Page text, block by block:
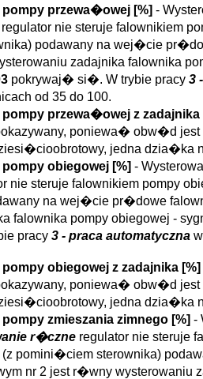
przewa�owej [%] -
regulator nie steruje falownikiem
podawany na wej�cie
zadajnika falownika
pokrywaj� si�. W trybie pracy 3
od 35 do 100.
przewa�owej z zadajnika
poniewa� obw�d
jedna dzia�ka
obiegowej [%] -
nie steruje falownikiem pompy
na wej�cie pr�dowe
falownika pompy obiegowej -
pracy 3 - praca automatyczna
obiegowej z zadajnika [%]
poniewa� obw�d
jedna dzia�ka
zmieszania zimnego [%] -
r�czne regulator nie steruje
pomini�ciem sterownika)
nr 2 jest r�wny wysterowaniu